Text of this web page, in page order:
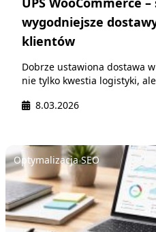
wygodniejsze
klientów
Dobrze ustawiona dostawa
nie tylko kwestia logistyki,
8.03.2026
Optymalizacja SEO